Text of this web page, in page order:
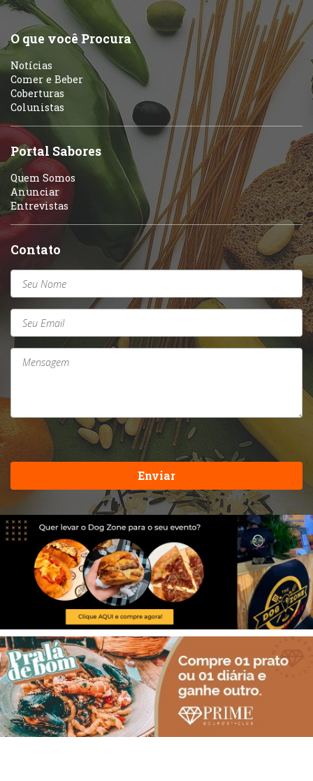
Pizzarias
Portuguesa
Self-service
Sobremesas e sorvetes
Sobremesas e sorvetes
Variados
O que você Procura
Notícias
Comer e Beber
Coberturas
Colunistas
Portal Sabores
Quem Somos
Anunciar
Entrevistas
Contato
Enviar